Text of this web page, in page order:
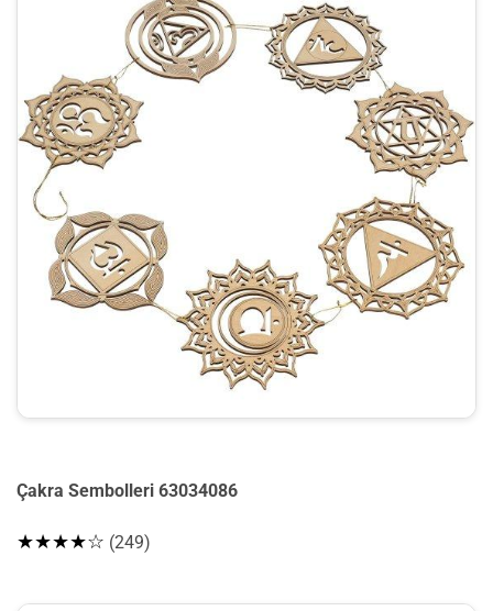
Çakra Sembolleri 63034086
★★★★☆ (249)